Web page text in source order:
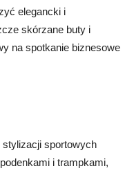
elegancki i
skórzane buty i
na spotkanie biznesowe
stylizacji sportowych
i trampkami,